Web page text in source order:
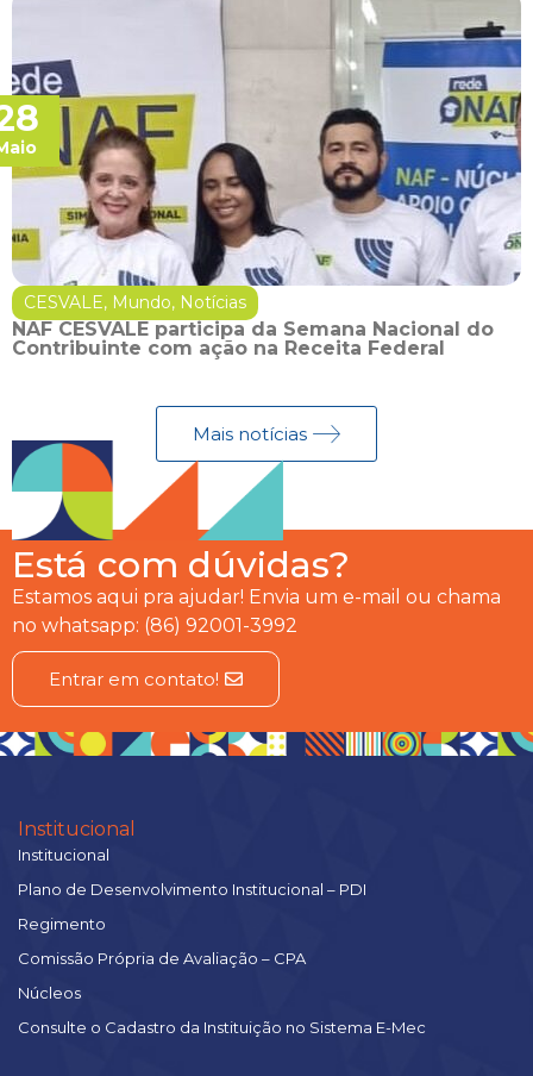
CESVALE, Mundo, Notícias
NAF CESVALE participa da Semana Nacional do
Contribuinte com ação na Receita Federal
Mais notícias
Está com dúvidas?
Estamos aqui pra ajudar! Envia um e-mail ou chama
no whatsapp: (86) 92001-3992
Entrar em contato!
Institucional
Institucional
Plano de Desenvolvimento Institucional – PDI
Regimento
Comissão Própria de Avaliação – CPA
Núcleos
Consulte o Cadastro da Instituição no Sistema E-Mec